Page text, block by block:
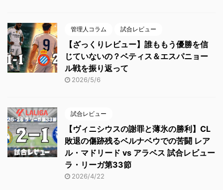
管理人コラム 試合レビュー
【ざっくりレビュー】誰ももう優勝を信
じていないの？ベティス＆エスパニョー
ル戦を振り返って
2026/5/6
試合レビュー
【ヴィニシウスの謝罪と薄氷の勝利】CL
敗退の傷跡残るベルナベウでの苦闘 レア
ル・マドリード vs アラベス 試合レビュー
ラ・リーガ第33節
2026/4/22